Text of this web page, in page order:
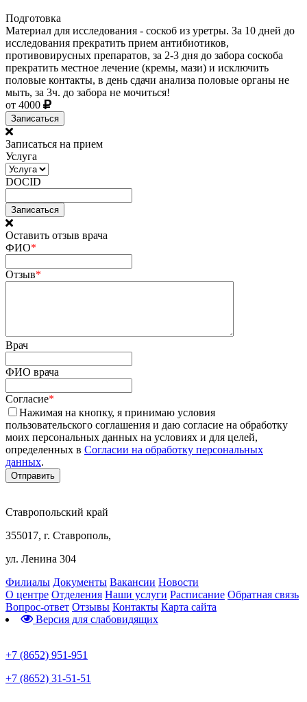
Подготовка
Материал для исследования - соскоб из уретры. За 10 дней до
исследования прекратить прием антибиотиков,
противовирусных препаратов, за 2-3 дня до забора соскоба
прекратить местное лечение (кремы, мази) и исключить
половые контакты, в день сдачи анализа половые органы не
мыть, за 3ч. до забора не мочиться!
от 4000
Записаться
Записаться на прием
Услуга
DOCID
Оставить отзыв врача
ФИО*
Отзыв*
Врач
ФИО врача
Согласие*
Нажимая на кнопку, я принимаю условия
пользовательского соглашения и даю согласие на обработку
моих персональных данных на условиях и для целей,
определенных в Согласии на обработку персональных
данных.
Ставропольский край
355017, г. Ставрополь,
ул. Ленина 304
Филиалы Документы Вакансии Новости
О центре Отделения Наши услуги Расписание Обратная связь
Вопрос-ответ Отзывы Контакты Карта сайта
Версия для слабовидящих
+7 (8652) 951-951
+7 (8652) 31-51-51